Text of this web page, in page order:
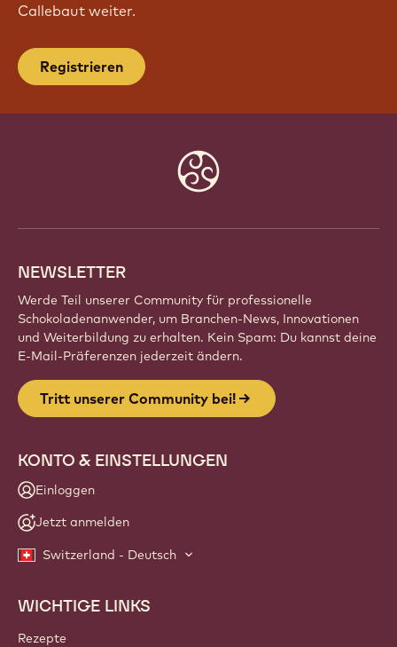
Callebaut weiter.
Registrieren
NEWSLETTER
Werde Teil unserer Community für professionelle
Schokoladenanwender, um Branchen-News, Innovationen
und Weiterbildung zu erhalten. Kein Spam: Du kannst deine
E-Mail-Präferenzen jederzeit ändern.
Tritt unserer Community bei!
KONTO & EINSTELLUNGEN
Einloggen
Jetzt anmelden
Switzerland - Deutsch
Footer
Callebaut
WICHTIGE LINKS
Rezepte